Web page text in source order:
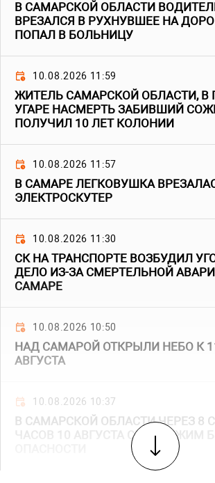
В САМАРСКОЙ ОБЛАСТИ
ВРЕЗАЛСЯ В РУХНУВШЕЕ НА
ПОПАЛ В БОЛЬНИЦУ
10.08.2026 11:59
ЖИТЕЛЬ САМАРСКОЙ ОБЛАСТИ, В
УГАРЕ НАСМЕРТЬ ЗАБИВШИЙ
ПОЛУЧИЛ 10 ЛЕТ КОЛОНИИ
10.08.2026 11:57
В САМАРЕ ЛЕГКОВУШКА
ЭЛЕКТРОСКУТЕР
10.08.2026 11:30
СК НА ТРАНСПОРТЕ ВОЗБУДИЛ
ДЕЛО ИЗ-ЗА СМЕРТЕЛЬНОЙ
САМАРЕ
10.08.2026 10:50
НАД САМАРОЙ ОТКРЫЛИ НЕБО К
АВГУСТА
10.08.2026 10:37
В САМАРСКОЙ ОБЛАСТИ ЧЕРЕЗ 8
ЧАСОВ 10 АВГУСТА СНЯТ РЕЖИМ